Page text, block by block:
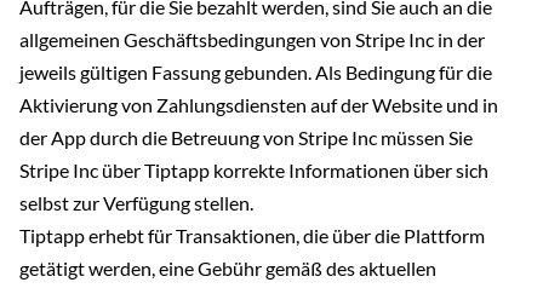
Aufträgen, für die Sie bezahlt werden, sind Sie auch an die
allgemeinen Geschäftsbedingungen von Stripe Inc in der
jeweils gültigen Fassung gebunden. Als Bedingung für die
Aktivierung von Zahlungsdiensten auf der Website und in
der App durch die Betreuung von Stripe Inc müssen Sie
Stripe Inc über Tiptapp korrekte Informationen über sich
selbst zur Verfügung stellen.
Tiptapp erhebt für Transaktionen, die über die Plattform
getätigt werden, eine Gebühr gemäß des aktuellen